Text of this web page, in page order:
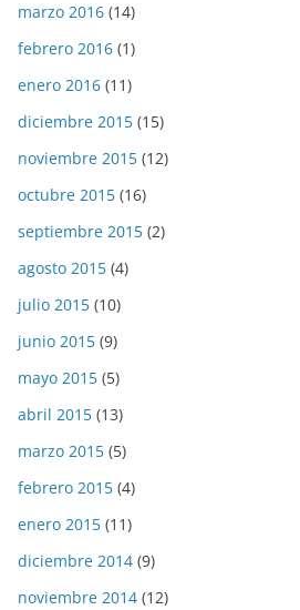
marzo 2016 (14)
febrero 2016 (1)
enero 2016 (11)
diciembre 2015 (15)
noviembre 2015 (12)
octubre 2015 (16)
septiembre 2015 (2)
agosto 2015 (4)
julio 2015 (10)
junio 2015 (9)
mayo 2015 (5)
abril 2015 (13)
marzo 2015 (5)
febrero 2015 (4)
enero 2015 (11)
diciembre 2014 (9)
noviembre 2014 (12)